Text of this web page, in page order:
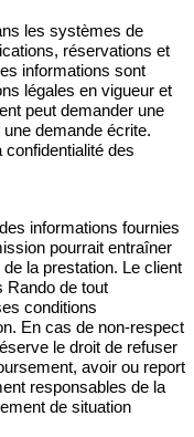
les systèmes de
réservations et
informations sont
légales en vigueur et
peut demander une
demande écrite.
des
informations fournies
pourrait entraîner
la prestation. Le client
Rando de tout
conditions
En cas de non-respect
le droit de refuser
avoir ou report
responsables de la
de situation